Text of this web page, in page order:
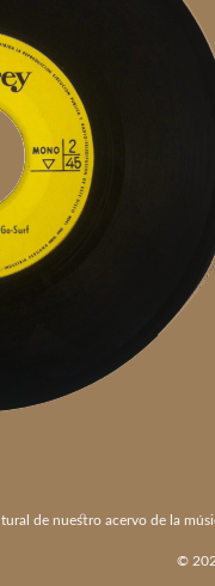
de nuestro acervo de la
©